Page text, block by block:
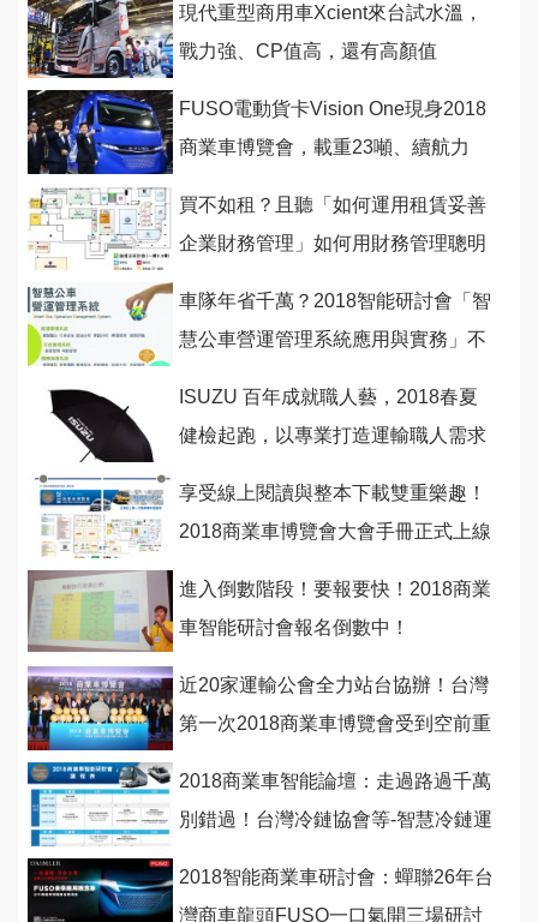
現代重型商用車Xcient來台試水溫，
戰力強、CP值高，還有高顏值
FUSO電動貨卡Vision One現身2018
商業車博覽會，載重23噸、續航力
買不如租？且聽「如何運用租賃妥善
企業財務管理」如何用財務管理聰明
車隊年省千萬？2018智能研討會「智
慧公車營運管理系統應用與實務」不
ISUZU 百年成就職人藝，2018春夏
健檢起跑，以專業打造運輸職人需求
享受線上閱讀與整本下載雙重樂趣！
2018商業車博覽會大會手冊正式上線
進入倒數階段！要報要快！2018商業
車智能研討會報名倒數中！
近20家運輸公會全力站台協辦！台灣
第一次2018商業車博覽會受到空前重
2018商業車智能論壇：走過路過千萬
別錯過！台灣冷鏈協會等-智慧冷鏈運
2018智能商業車研討會：蟬聯26年台
灣商車龍頭FUSO一口氣開三場研討